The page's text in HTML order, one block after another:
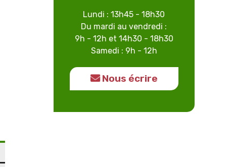
Lundi : 13h45 - 18h30
Du mardi au vendredi :
9h - 12h et 14h30 - 18h30
Samedi : 9h - 12h
Nous écrire